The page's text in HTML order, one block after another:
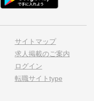
サイトマップ
求人掲載のご案内
ログイン
転職サイトtype